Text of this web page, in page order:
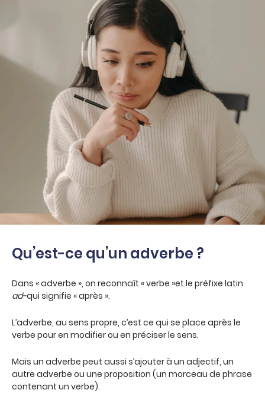
Qu’est-ce qu’un adverbe ?
Dans « adverbe », on reconnaît « verbe »et le préfixe latin
ad-qui signifie « après ».
L’adverbe, au sens propre, c’est ce qui se place après le
verbe pour en modifier ou en préciser le sens.
Mais un adverbe peut aussi s’ajouter à un adjectif, un
autre adverbe ou une proposition (un morceau de phrase
contenant un verbe).